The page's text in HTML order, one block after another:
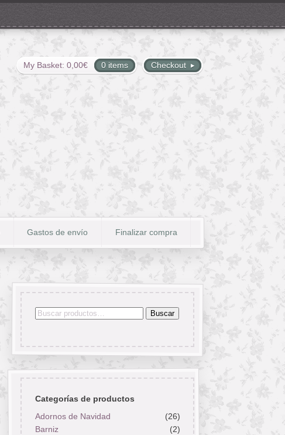
Checkout
My Basket: 0,00€ 0 items
Gastos de envío Finalizar compra
Buscar
Buscar
Categorías de productos
Adornos de Navidad
(26)
Barniz
(2)